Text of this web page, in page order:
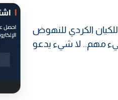
الكردي للنهوض
مهم.. لا شيء يدعو